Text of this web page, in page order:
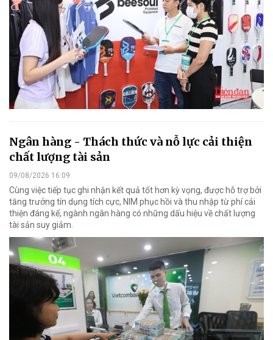
Ngân hàng - Thách thức và nỗ lực cải thiện
chất lượng tài sản
09/08/2026 16:09
Cùng việc tiếp tục ghi nhận kết quả tốt hơn kỳ vọng, được hỗ trợ bởi
tăng trưởng tín dụng tích cực, NIM phục hồi và thu nhập từ phí cải
thiện đáng kể, ngành ngân hàng có những dấu hiệu về chất lượng
tài sản suy giảm.